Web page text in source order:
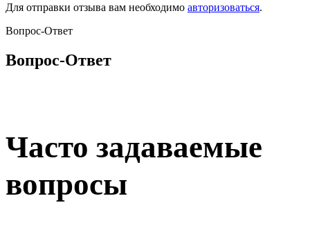
Для отправки отзыва вам необходимо авторизоваться.
Вопрос-Ответ
Вопрос-Ответ
Часто задаваемые
вопросы